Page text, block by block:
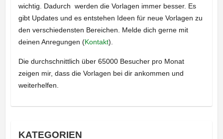
wichtig. Dadurch werden die Vorlagen immer besser. Es
gibt Updates und es entstehen Ideen für neue Vorlagen zu
den verschiedensten Bereichen. Melde dich gerne mit
deinen Anregungen (Kontakt).
Die durchschnittlich über 65000 Besucher pro Monat
zeigen mir, dass die Vorlagen bei dir ankommen und
weiterhelfen.
KATEGORIEN